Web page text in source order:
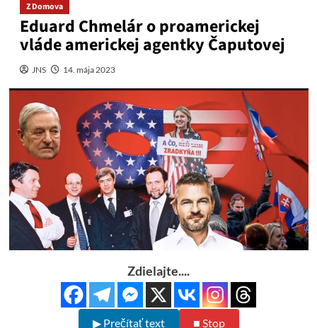
Z Domova
Eduard Chmelár o proamerickej
vláde americkej agentky Čaputovej
JNS 14. mája 2023
Zdielajte....
▶ Prečítať text ■ Stop